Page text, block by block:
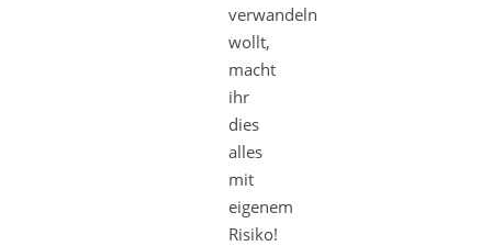
verwandeln
wollt,
macht
ihr
dies
alles
mit
eigenem
Risiko!